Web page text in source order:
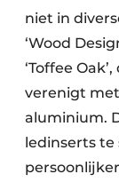
niet in
‘Wood
‘Toffee
verenigt
aluminium.
ledinserts te